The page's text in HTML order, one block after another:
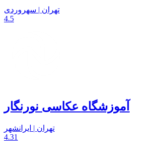
تهران | سهروردی
4.5
آموزشگاه عکاسی نورنگار
تهران | ایرانشهر
4.31